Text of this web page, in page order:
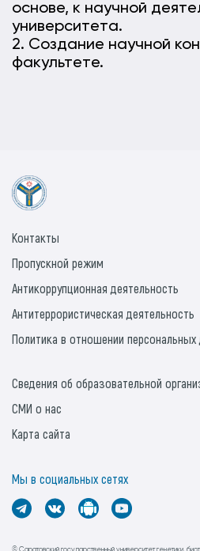
основе, к научной
университета.
2. Создание научной
факультете.
Контакты
Пропускной режим
Антикоррупционная деятельность
Антитеррористическая деятельность
Политика в отношении персональных
Сведения об образовательной
СМИ о нас
Карта сайта
Мы в социальных сетях